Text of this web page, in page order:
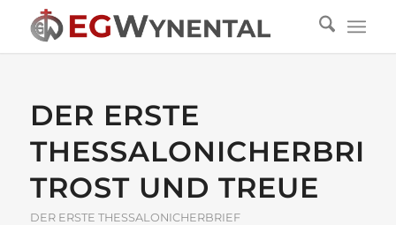
DER ERSTE
TROST UND TREUE
DER ERSTE THESSALONICHERBRIEF